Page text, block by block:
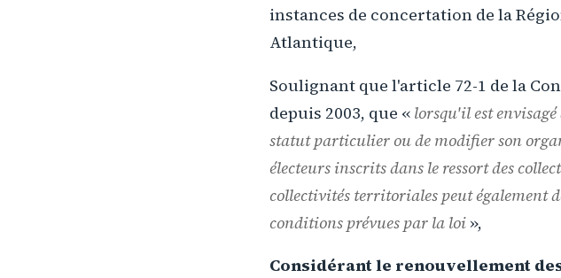
instances de concertation de la
Atlantique,
Soulignant que l'article 72-1 de la
depuis 2003, que « lorsqu'il est
statut particulier ou de modifier son
électeurs inscrits dans le ressort des
collectivités territoriales peut également
conditions prévues par la loi »,
Considérant le renouvellement